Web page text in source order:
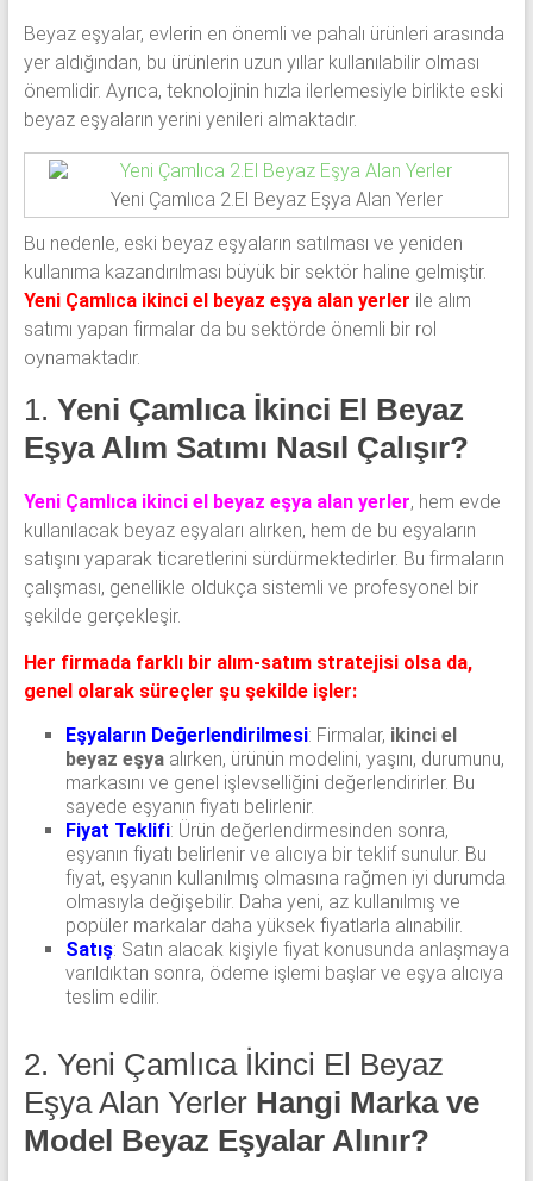
Beyaz eşyalar, evlerin en önemli ve pahalı ürünleri arasında
yer aldığından, bu ürünlerin uzun yıllar kullanılabilir olması
önemlidir. Ayrıca, teknolojinin hızla ilerlemesiyle birlikte eski
beyaz eşyaların yerini yenileri almaktadır.
Yeni Çamlıca 2.El Beyaz Eşya Alan Yerler
Bu nedenle, eski beyaz eşyaların satılması ve yeniden
kullanıma kazandırılması büyük bir sektör haline gelmiştir.
Yeni Çamlıca ikinci el beyaz eşya alan yerler ile alım
satımı yapan firmalar da bu sektörde önemli bir rol
oynamaktadır.
1. Yeni Çamlıca İkinci El Beyaz
Eşya Alım Satımı Nasıl Çalışır?
Yeni Çamlıca ikinci el beyaz eşya alan yerler, hem evde
kullanılacak beyaz eşyaları alırken, hem de bu eşyaların
satışını yaparak ticaretlerini sürdürmektedirler. Bu firmaların
çalışması, genellikle oldukça sistemli ve profesyonel bir
şekilde gerçekleşir.
Her firmada farklı bir alım-satım stratejisi olsa da,
genel olarak süreçler şu şekilde işler:
Eşyaların Değerlendirilmesi: Firmalar, ikinci el
beyaz eşyaalırken, ürünün modelini, yaşını, durumunu,
markasını ve genel işlevselliğini değerlendirirler. Bu
sayede eşyanın fiyatı belirlenir.
Fiyat Teklifi: Ürün değerlendirmesinden sonra,
eşyanın fiyatı belirlenir ve alıcıya bir teklif sunulur. Bu
fiyat, eşyanın kullanılmış olmasına rağmen iyi durumda
olmasıyla değişebilir. Daha yeni, az kullanılmış ve
popüler markalar daha yüksek fiyatlarla alınabilir.
Satış: Satın alacak kişiyle fiyat konusunda anlaşmaya
varıldıktan sonra, ödeme işlemi başlar ve eşya alıcıya
teslim edilir.
2. Yeni Çamlıca İkinci El Beyaz
Eşya Alan Yerler Hangi Marka ve
Model Beyaz Eşyalar Alınır?